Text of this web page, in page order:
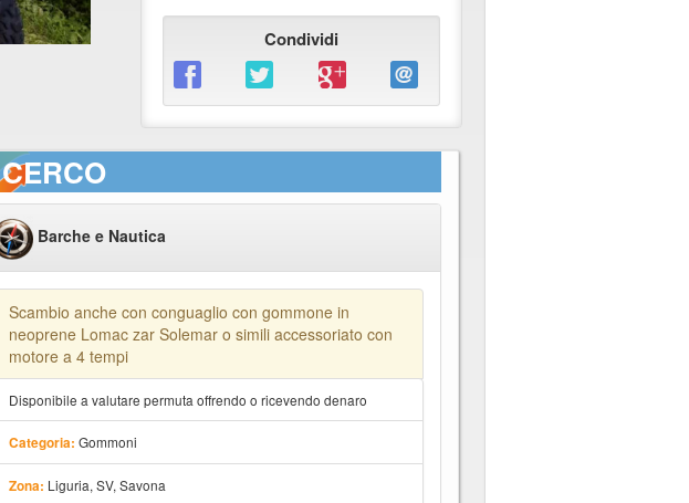
Condividi
CERCO
Barche e Nautica
Scambio anche con conguaglio con gommone in
neoprene Lomac zar Solemar o simili accessoriato con
motore a 4 tempi
Disponibile a valutare permuta offrendo o ricevendo denaro
Categoria: Gommoni
Zona: Liguria, SV, Savona